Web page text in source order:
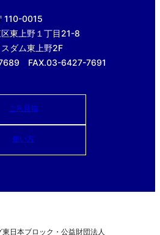
110-0015
区東上野１丁目21-8
ダム東上野2F
FAX.03-6427-7691
ご意見箱
使い方
日本ブロック・公益財団法人